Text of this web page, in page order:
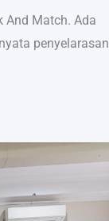
And Match. Ada
penyelarasan